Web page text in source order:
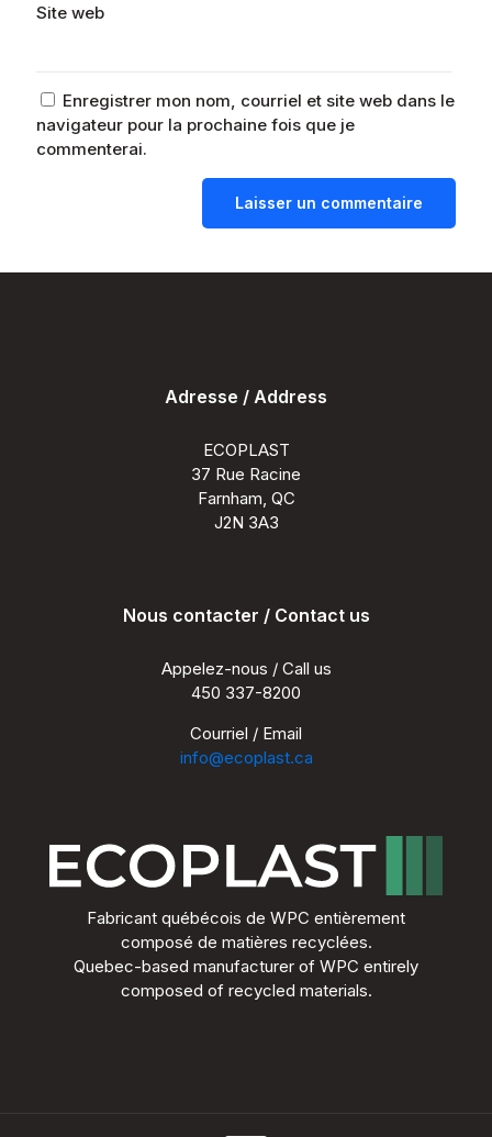
Site web
Enregistrer mon nom, courriel et site web dans le
navigateur pour la prochaine fois que je
commenterai.
Adresse / Address
ECOPLAST
37 Rue Racine
Farnham, QC
J2N 3A3
Nous contacter / Contact us
Appelez-nous / Call us
450 337-8200
Courriel / Email
info@ecoplast.ca
Fabricant québécois de WPC entièrement
composé de matières recyclées.
Quebec-based manufacturer of WPC entirely
composed of recycled materials.